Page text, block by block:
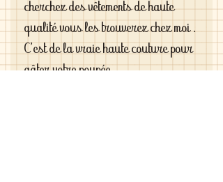
cherchez des vêtements de haute
qualité vous les trouverez chez moi .
C'est de la vraie haute couture pour
gâter votre poupée .